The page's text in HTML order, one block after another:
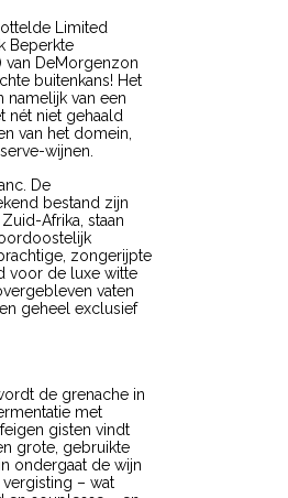
Limited
Beperkte
van DeMorgenzon
buitenkans! Het
namelijk van een
nét niet gehaald
van het domein,
wijnen.
De
bestand zijn
Afrika, staan
zongerijpte
voor de luxe witte
vaten
geheel exclusief
de grenache in
met
gisten vindt
grote, gebruikte
ondergaat de wijn
– wat